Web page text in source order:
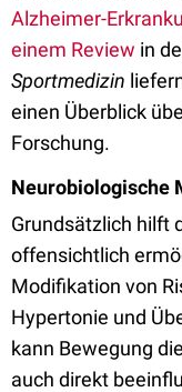
Alzheimer-
einem Review in
Sportmedizin
einen Überblick
Forschung.
Neurobiologische
Grundsätzlich hilft
offensichtlich
Modifikation von
Hypertonie und
kann Bewegung
auch direkt